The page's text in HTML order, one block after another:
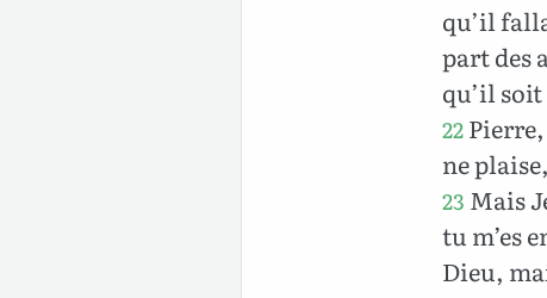
qu’il
part des
qu’il
22
ne
23 Mais
tu m’es
Dieu,